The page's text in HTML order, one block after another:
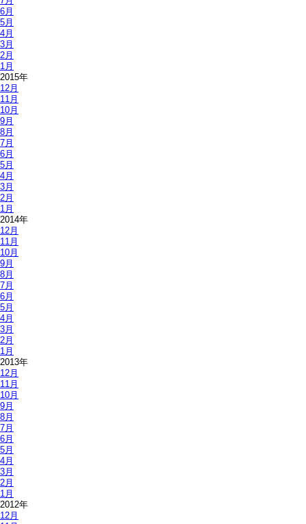
6月
5月
4月
3月
2月
1月
2015年
12月
11月
10月
9月
8月
7月
6月
5月
4月
3月
2月
1月
2014年
12月
11月
10月
9月
8月
7月
6月
5月
4月
3月
2月
1月
2013年
12月
11月
10月
9月
8月
7月
6月
5月
4月
3月
2月
1月
2012年
12月